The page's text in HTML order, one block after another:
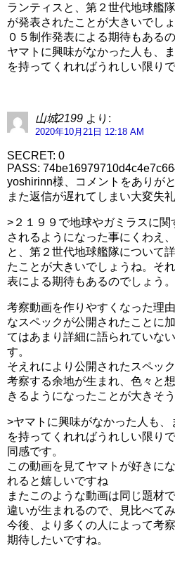
ランティスと、第２世代地球艦
が発表されたことが大きいでし
０５制作発表による期待もあるの
ヤマトに興味がなかった人も、
を持ってくれればうれしい限りで
山城2199 より:
2020年10月21日 12:18 AM
SECRET: 0
PASS:
yoshirinn様、コメントをありが
また返信が遅れてしまい大変失
>２１９９で地球やガミラスに
されるようになった事にくわえ
と、第２世代地球艦隊について
たことが大きいでしょうね。そ
表による期待もあるのでしょう。
考察動画を作りやすくなった理
なスペックが公開されたことに
てはあまり詳細に語られていな
す。
そえれにより公開されたスペッ
考察する余地が生まれ、色々と
きるようになったことが大きそう
>ヤマトに興味がなかった人も
を持ってくれればうれしい限りで
同感です。
この動画を見てヤマトが好きに
れると嬉しいですね
またこのような動画は同じ題材
違いが生まれるので、見比べて
今後、より多くの人によって考
期待したいですね。